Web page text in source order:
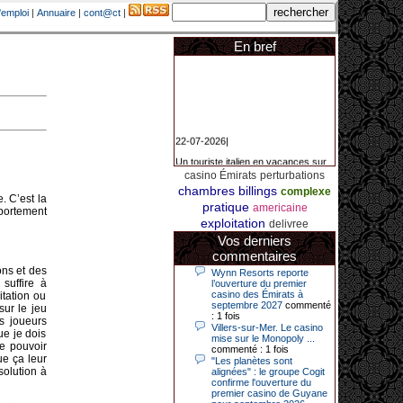
| Annuaire | cont@ct |
C’est la
et des
suffire à
ou
le jeu
joueurs
je dois
pouvoir
ça leur
à
En bref
la Côte d’Azur a remporté un
jackpot exceptionnel de 84.631
euros dans la nuit de samedi à
dimanche au Casino Barrière Le
Croisette à Cannes. Il s’agit d’un
nouveau record de gains de l’année
2026 pour cet établissement.
14-04-2026|
Dimanche 12 avril 2026, cette date
restera gravée dans la mémoire de
ce joueur du casino de Saint-Quay-
Portrieux (Côtes-d’Armor).
Ce quinquagénaire, habitant Plouha
mais souhaitant garder l’anonymat,
a eu l’énorme surprise de décrocher
un jackpot record de 82 426 €.
casino Émirats perturbations
chambres billings complexe
pratique americaine
exploitation delivree
Vos derniers
commentaires
Wynn Resorts reporte
l’ouverture du premier
casino des Émirats à
septembre 2027 commenté
: 1 fois
Villers-sur-Mer. Le casino
mise sur le Monopoly ...
commenté : 1 fois
"Les planètes sont
alignées" : le groupe Cogit
confirme l'ouverture du
premier casino de Guyane